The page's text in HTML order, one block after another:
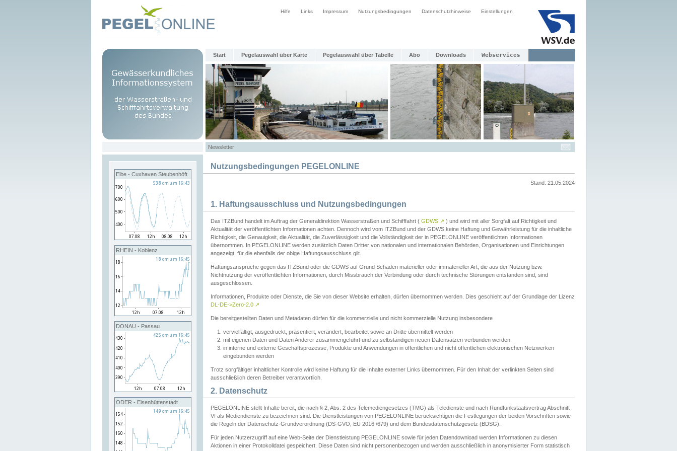
Hilfe Links Impressum Nutzungsbedingungen Datenschutzhinweise Einstellungen
Start Pegelauswahl über Karte Pegelauswahl über Tabelle Abo Downloads Webservices
Newsletter
Elbe - Cuxhaven Steubenhöft
RHEIN - Koblenz
DONAU - Passau
ODER - Eisenhüttenstadt
Nutzungsbedingungen PEGELONLINE
Stand: 21.05.2024
1. Haftungsausschluss und Nutzungsbedingungen
Das ITZBund handelt im Auftrag der Generaldirektion Wasserstraßen und Schifffahrt ( GDWS ↗ ) und wird mit aller Sorgfalt auf Richtigkeit und
Aktualität der veröffentlichten Informationen achten. Dennoch wird vom ITZBund und der GDWS keine Haftung und Gewährleistung für die inhaltliche
Richtigkeit, die Genauigkeit, die Aktualität, die Zuverlässigkeit und die Vollständigkeit der in PEGELONLINE veröffentlichten Informationen
übernommen. In PEGELONLINE werden zusätzlich Daten Dritter von nationalen und internationalen Behörden, Organisationen und Einrichtungen
angezeigt, für die ebenfalls der obige Haftungsausschluss gilt.
Haftungsansprüche gegen das ITZBund oder die GDWS auf Grund Schäden materieller oder immaterieller Art, die aus der Nutzung bzw.
Nichtnutzung der veröffentlichten Informationen, durch Missbrauch der Verbindung oder durch technische Störungen entstanden sind, sind
ausgeschlossen.
Informationen, Produkte oder Dienste, die Sie von dieser Website erhalten, dürfen übernommen werden. Dies geschieht auf der Grundlage der Lizenz
DL-DE->Zero-2.0 ↗
Die bereitgestellten Daten und Metadaten dürfen für die kommerzielle und nicht kommerzielle Nutzung insbesondere
vervielfältigt, ausgedruckt, präsentiert, verändert, bearbeitet sowie an Dritte übermittelt werden
mit eigenen Daten und Daten Anderer zusammengeführt und zu selbständigen neuen Datensätzen verbunden werden
in interne und externe Geschäftsprozesse, Produkte und Anwendungen in öffentlichen und nicht öffentlichen elektronischen Netzwerken
eingebunden werden
Trotz sorgfältiger inhaltlicher Kontrolle wird keine Haftung für die Inhalte externer Links übernommen. Für den Inhalt der verlinkten Seiten sind
ausschließlich deren Betreiber verantwortlich.
2. Datenschutz
PEGELONLINE stellt Inhalte bereit, die nach § 2, Abs. 2 des Telemediengesetzes (TMG) als Teledienste und nach Rundfunkstaatsvertrag Abschnitt
VI als Mediendienste zu bezeichnen sind. Die Dienstleistungen von PEGELONLINE berücksichtigen die Festlegungen der beiden Vorschriften sowie
die Regeln der Datenschutz-Grundverordnung (DS-GVO, EU 2016 /679) und dem Bundesdatenschutzgesetz (BDSG).
Für jeden Nutzerzugriff auf eine Web-Seite der Dienstleistung PEGELONLINE sowie für jeden Datendownload werden Informationen zu diesen
Aktionen in einer Protokolldatei gespeichert. Diese Daten sind nicht personenbezogen und werden ausschließlich in anonymisierter Form statistisch